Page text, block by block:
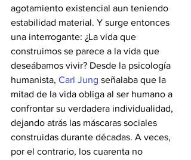
agotamiento existencial aun teniendo
estabilidad material. Y surge entonces
una interrogante: ¿La vida que
construimos se parece a la vida que
deseábamos vivir? Desde la psicología
humanista, Carl Jung señalaba que la
mitad de la vida obliga al ser humano a
confrontar su verdadera individualidad,
dejando atrás las máscaras sociales
construidas durante décadas. A veces,
por el contrario, los cuarenta no